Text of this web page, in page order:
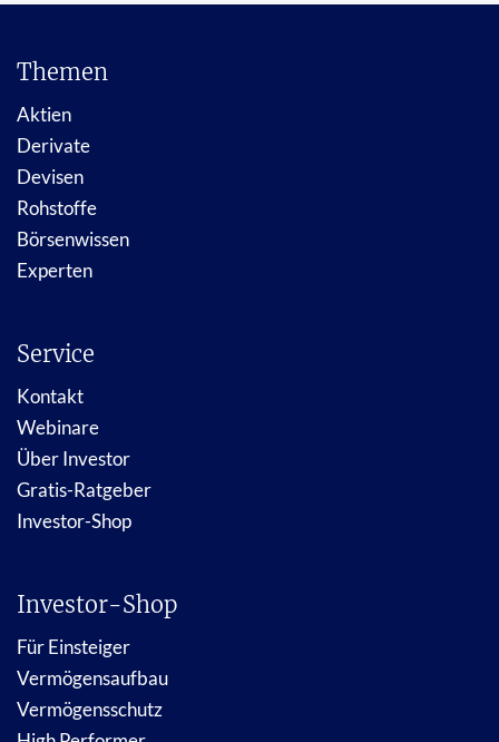
Themen
Aktien
Derivate
Devisen
Rohstoffe
Börsenwissen
Experten
Service
Kontakt
Webinare
Über Investor
Gratis-Ratgeber
Investor-Shop
Investor-Shop
Für Einsteiger
Vermögensaufbau
Vermögensschutz